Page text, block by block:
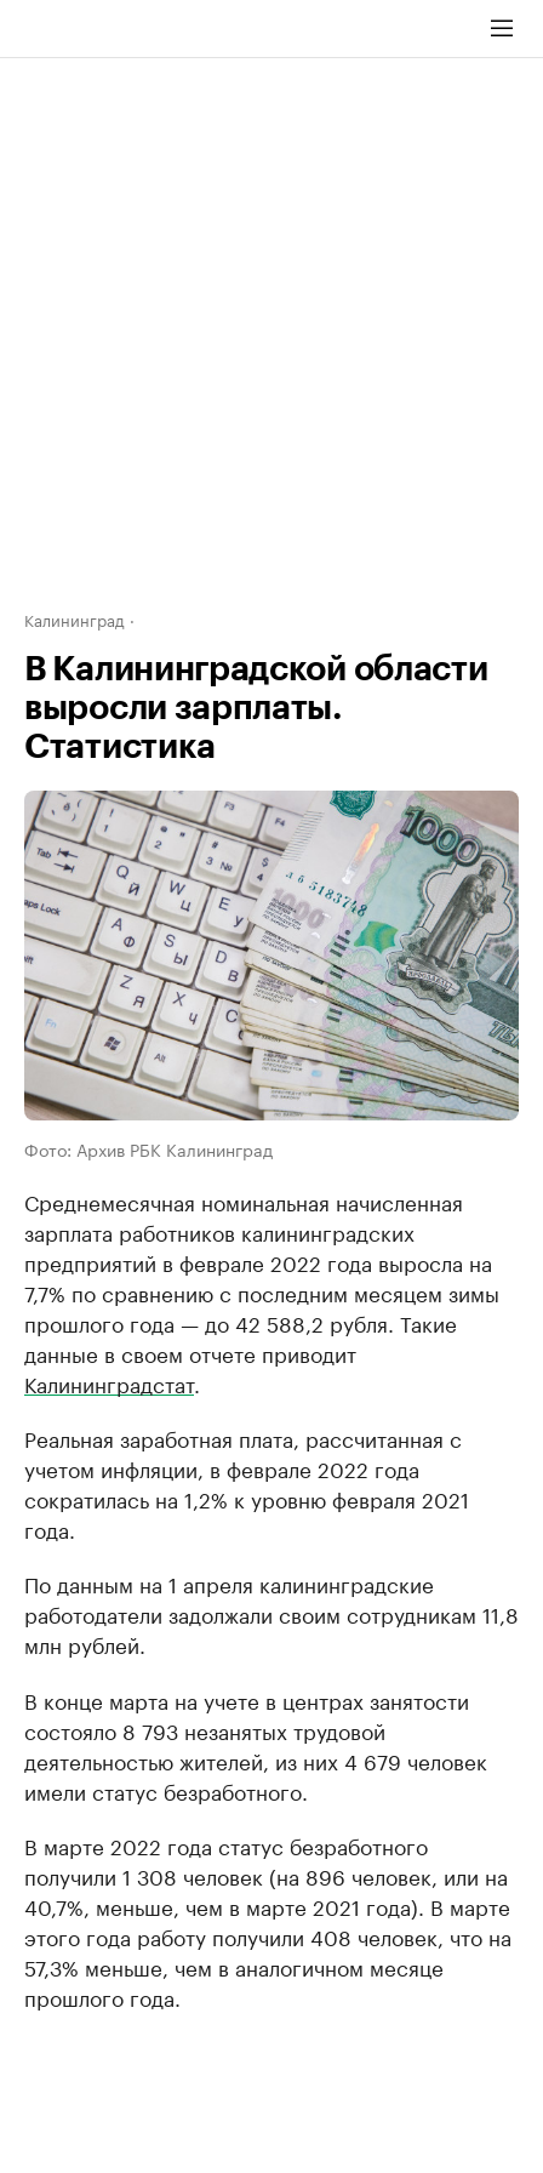
Калининград
В Калининградской области
выросли зарплаты.
Статистика
Фото: Архив РБК Калининград
Среднемесячная номинальная начисленная
зарплата работников калининградских
предприятий в феврале 2022 года выросла на
7,7% по сравнению с последним месяцем зимы
прошлого года — до 42 588,2 рубля. Такие
данные в своем отчете приводит
Калининградстат.
Реальная заработная плата, рассчитанная с
учетом инфляции, в феврале 2022 года
сократилась на 1,2% к уровню февраля 2021
года.
По данным на 1 апреля калининградские
работодатели задолжали своим сотрудникам 11,8
млн рублей.
В конце марта на учете в центрах занятости
состояло 8 793 незанятых трудовой
деятельностью жителей, из них 4 679 человек
имели статус безработного.
В марте 2022 года статус безработного
получили 1 308 человек (на 896 человек, или на
40,7%, меньше, чем в марте 2021 года). В марте
этого года работу получили 408 человек, что на
57,3% меньше, чем в аналогичном месяце
прошлого года.